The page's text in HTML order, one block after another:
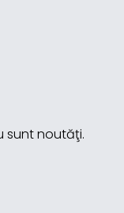
sunt noutăţi.